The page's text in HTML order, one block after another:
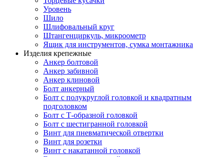
Уровень
Шило
Шлифовальный круг
Штангенциркуль, микроометр
Ящик для инструментов, сумка монтажника
Изделия крепежные
Анкер болтовой
Анкер забивной
Анкер клиновой
Болт анкерный
Болт с полукруглой головкой и квадратным
подголовком
Болт с Т-образной головкой
Болт с шестигранной головкой
Винт для пневматической отвертки
Винт для розетки
Винт с накатанной головкой